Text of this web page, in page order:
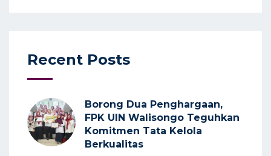
Recent Posts
Borong Dua Penghargaan,
FPK UIN Walisongo Teguhkan
Komitmen Tata Kelola
Berkualitas